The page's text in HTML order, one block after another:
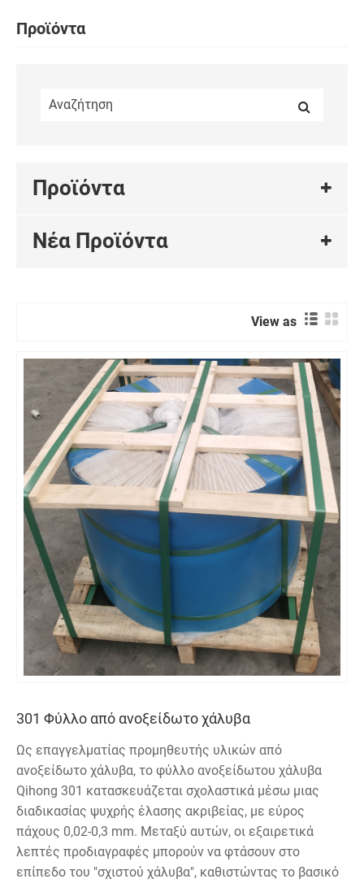
Προϊόντα
Προϊόντα
Νέα Προϊόντα
View as
301 Φύλλο από ανοξείδωτο χάλυβα
Ως επαγγελματίας προμηθευτής υλικών από
ανοξείδωτο χάλυβα, το φύλλο ανοξείδωτου χάλυβα
Qihong 301 κατασκευάζεται σχολαστικά μέσω μιας
διαδικασίας ψυχρής έλασης ακριβείας, με εύρος
πάχους 0,02-0,3 mm. Μεταξύ αυτών, οι εξαιρετικά
λεπτές προδιαγραφές μπορούν να φτάσουν στο
επίπεδο του "σχιστού χάλυβα", καθιστώντας το βασικό